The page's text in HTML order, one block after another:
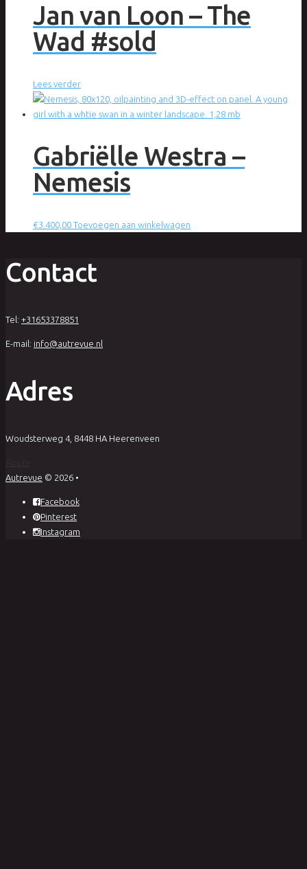
Jan van Loon – The
Wad #sold
Lees verder
Gabriëlle Westra –
Nemesis
€3.400,00 Toevoegen aan winkelwagen
Contact
Tel: +31653378851
E-mail: info@autrevue.nl
Adres
Woudsterweg 4, 8448 HA Heerenveen
Autrevue © 2026 •
Facebook
Pinterest
Instagram